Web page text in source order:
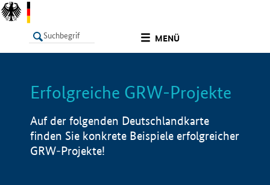
MENÜ
LISTE Info
Erfolgreiche GRW-Projekte
Auf der folgenden Deutschlandkarte
finden Sie konkrete Beispiele erfolgreicher
GRW-Projekte!